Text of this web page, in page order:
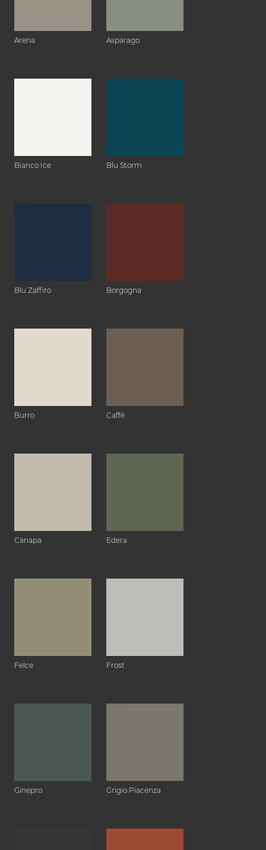
Arena Asparago
Bianco Ice Blu Storm
Blu Zaffiro Borgogna
Burro Caffè
Canapa Edera
Felce Frost
Ginepro Grigio Piacenza